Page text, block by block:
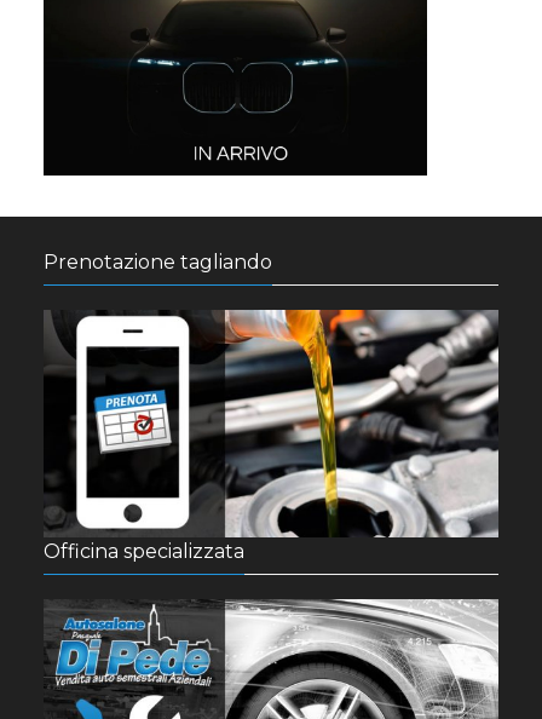
Prenotazione tagliando
Officina specializzata